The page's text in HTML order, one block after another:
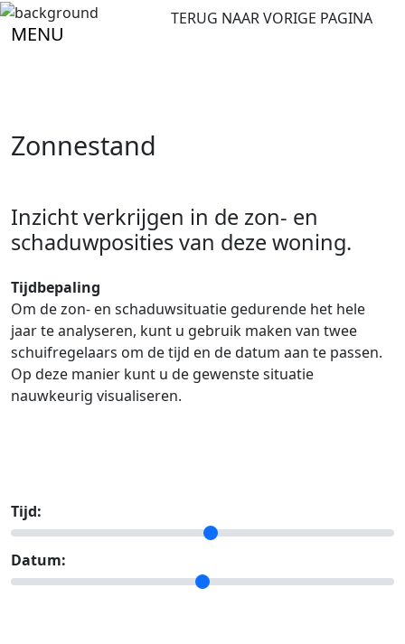
MENU
TERUG NAAR VORIGE PAGINA
Zonnestand
Inzicht verkrijgen in de zon- en
schaduwposities van deze woning.
Tijdbepaling
Om de zon- en schaduwsituatie gedurende het hele
jaar te analyseren, kunt u gebruik maken van twee
schuifregelaars om de tijd en de datum aan te passen.
Op deze manier kunt u de gewenste situatie
nauwkeurig visualiseren.
Tijd:
Datum: